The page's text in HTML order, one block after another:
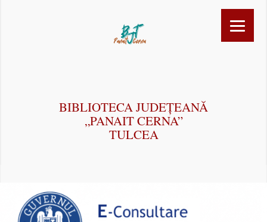
BIBLIOTECA JUDEȚEANĂ
„PANAIT CERNA”
TULCEA